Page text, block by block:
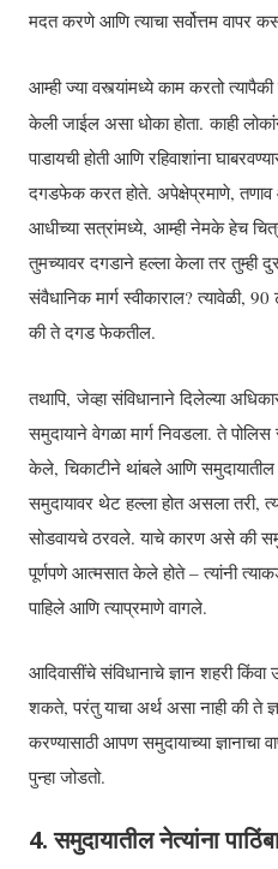
मदत करणे आणि त्याचा सर्वोत्तम वापर
आम्ही ज्या वस्त्यांमध्ये काम करतो
केली जाईल असा धोका होता. काही
पाडायची होती आणि रहिवाशांना
दगडफेक करत होते. अपेक्षेप्रमाणे, तणाव
आधीच्या सत्रांमध्ये, आम्ही नेमके हेच
तुमच्यावर दगडाने हल्ला केला तर तुम्ही
संवैधानिक मार्ग स्वीकाराल? त्यावेळी,
की ते दगड फेकतील.
तथापि, जेव्हा संविधानाने दिलेल्या
समुदायाने वेगळा मार्ग निवडला. ते
केले, चिकाटीने थांबले आणि समुदायातील
समुदायावर थेट हल्ला होत असला तरी,
सोडवायचे ठरवले. याचे कारण असे की
पूर्णपणे आत्मसात केले होते – त्यांनी
पाहिले आणि त्याप्रमाणे वागले.
आदिवासींचे संविधानाचे ज्ञान शहरी किंवा
शकते, परंतु याचा अर्थ असा नाही की ते
करण्यासाठी आपण समुदायाच्या
पुन्हा जोडतो.
4. समुदायातील नेत्यांना